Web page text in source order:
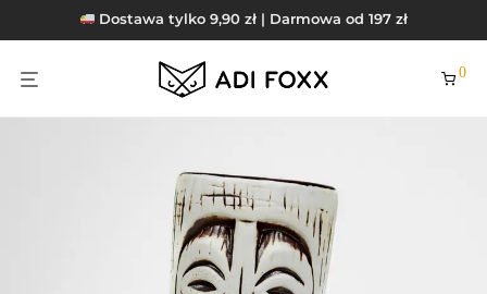
Dostawa tylko 9,90 zł | Darmowa od 197 zł
0